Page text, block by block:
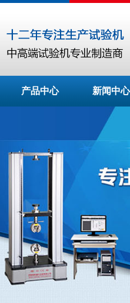
产品中心 新闻中心